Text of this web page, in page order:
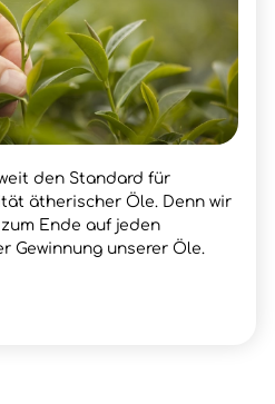
den Standard für
ätherischer Öle. Denn wir
Ende auf jeden
Gewinnung unserer Öle.